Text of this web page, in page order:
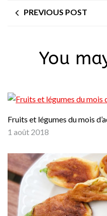
PREVIOUS POST
You
Fruits et légumes du mois
1 août 2018